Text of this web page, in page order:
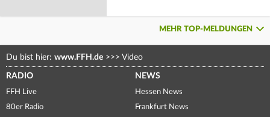
MEHR TOP-MELDUNGEN
Du bist hier: www.FFH.de >>> Video
RADIO
FFH Live
80er Radio
NEWS
Hessen News
Frankfurt News